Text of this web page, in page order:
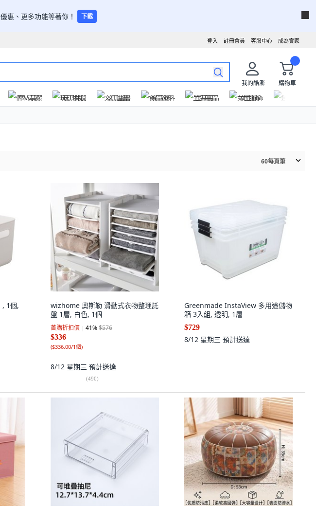
惠、更多功能等著你！ 下載
成為賣家
客服中心
註冊會員
登入
我的酷澎
購物車
個人清潔 玩具休閒 文具圖書 食品飲料 生活用品 女性服飾
60每頁筆
, 1個,
wizhome 奧斯勒 滑動式衣物整理託
盤 1層, 白色, 1個
首購折扣價 41%$576
$336
($336.00/1個)
8/12 星期三 預計送達
(490)
Greenmade InstaView 多用途儲物
箱 3入組, 透明, 1層
$729
8/12 星期三 預計送達